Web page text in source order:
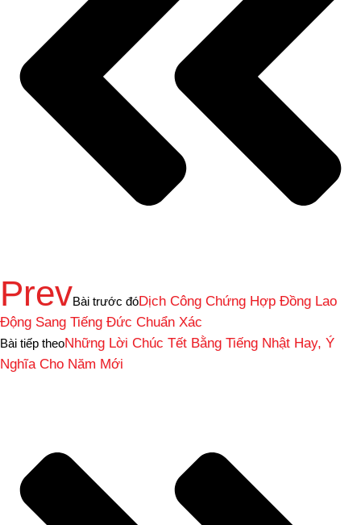
PrevBài trước đóDịch Công Chứng Hợp Đồng Lao
Động Sang Tiếng Đức Chuẩn Xác
Bài tiếp theoNhững Lời Chúc Tết Bằng Tiếng Nhật Hay, Ý
Nghĩa Cho Năm Mới